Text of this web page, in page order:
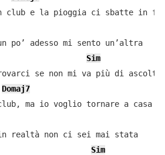
club e la pioggia ci sbatte in
po’ adesso mi sento un’altra
Sim
se non mi va più di
Domaj7
ma io voglio tornare a casa
realtà non ci sei mai stata
Sim